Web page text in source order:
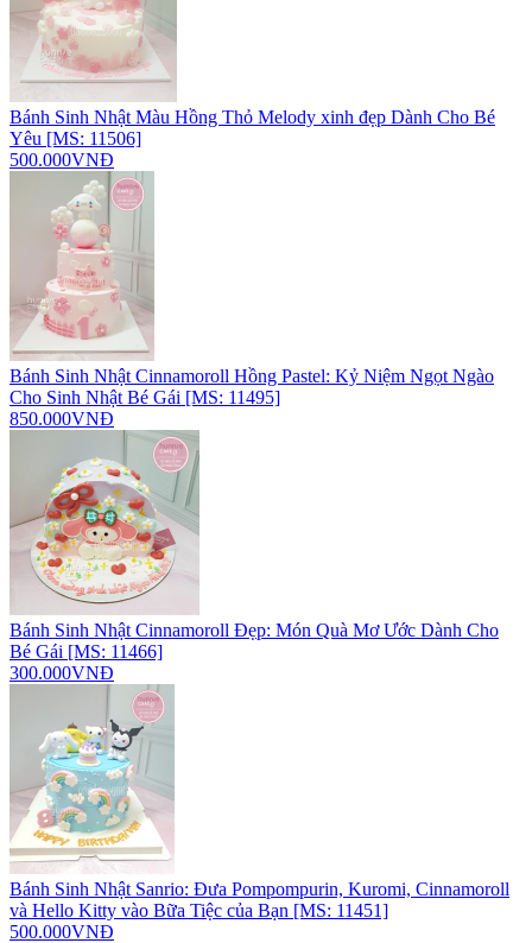
Bánh Sinh Nhật Màu Hồng Thỏ Melody xinh đẹp Dành Cho Bé
Yêu [MS: 11506]
500.000VNĐ
Bánh Sinh Nhật Cinnamoroll Hồng Pastel: Kỷ Niệm Ngọt Ngào
Cho Sinh Nhật Bé Gái [MS: 11495]
850.000VNĐ
Bánh Sinh Nhật Cinnamoroll Đẹp: Món Quà Mơ Ước Dành Cho
Bé Gái [MS: 11466]
300.000VNĐ
Bánh Sinh Nhật Sanrio: Đưa Pompompurin, Kuromi, Cinnamoroll
và Hello Kitty vào Bữa Tiệc của Bạn [MS: 11451]
500.000VNĐ